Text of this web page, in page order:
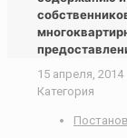
15 апреля, 2014
Категория